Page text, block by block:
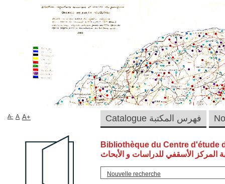
Bibliothèque du Centre d'étude
المركز الأسقفي للدراسات و الأبحاث
Nouvelle recherche
Catalogue فهرس المكتبة A- A A+